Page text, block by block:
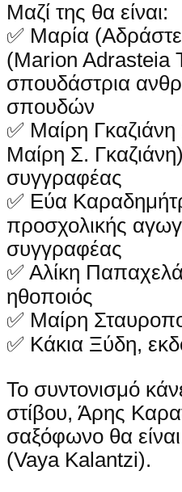
Μαζί της θα είναι:
✅ Μαρία
(Marion Adrasteia
σπουδάστρια
σπουδών
✅ Μαίρη
Μαίρη Σ.
συγγραφέας
✅ Εύα
προσχολικής
συγγραφέας
✅ Αλίκη
ηθοποιός
✅ Μαίρη
✅ Κάκια Ξύδη,
Το συντονισμό
στίβου, Άρης
σαξόφωνο θα
(Vaya Kalantzi).